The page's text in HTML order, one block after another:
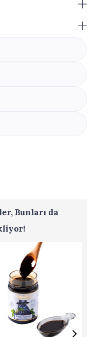
otu ekstresi
ceviz ve
Bunları da